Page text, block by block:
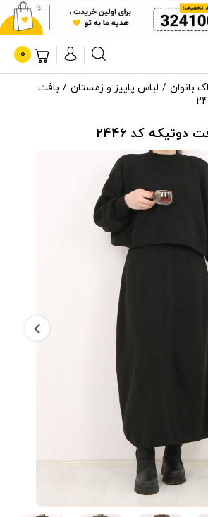
0
بانوان لباس پاییز و زمستان
بافت
دوتیکه کد 2446